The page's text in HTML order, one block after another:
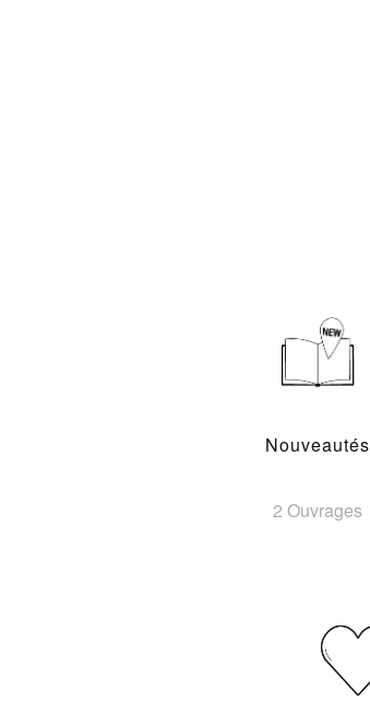
Nouveautés
2 Ouvrages